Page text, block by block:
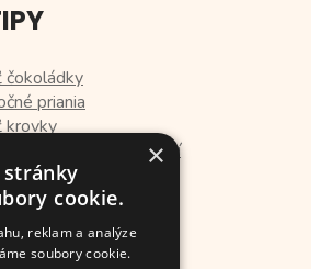
priania
krovky
pre svadobných hostí
×
cookie.
reklam a analýze
soubory cookie.